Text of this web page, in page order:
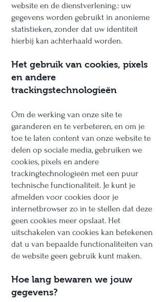
website en de dienstverlening.: uw
gegevens worden gebruikt in anonieme
statistieken, zonder dat uw identiteit
hierbij kan achterhaald worden.
Het gebruik van cookies, pixels
en andere
trackingstechnologieën
Om de werking van onze site te
garanderen en te verbeteren, en om je
toe te laten content van onze website te
delen op sociale media, gebruiken we
cookies, pixels en andere
trackingtechnologieën met een puur
technische functionaliteit. Je kunt je
afmelden voor cookies door je
internetbrowser zo in te stellen dat deze
geen cookies meer opslaat. Het
uitschakelen van cookies kan betekenen
dat u van bepaalde functionaliteiten van
de website geen gebruik kunt maken.
Hoe lang bewaren we jouw
gegevens?